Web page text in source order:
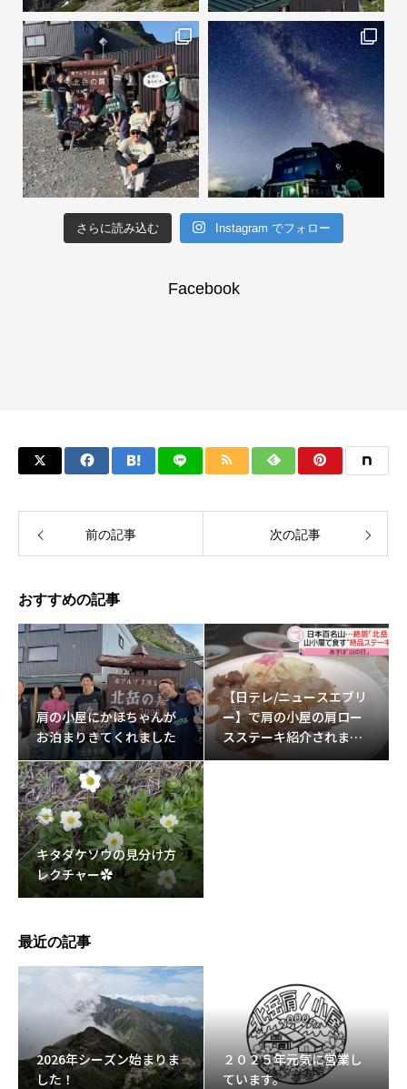
さらに読み込む Instagram でフォロー
Facebook
前の記事 次の記事
おすすめの記事
肩の小屋にかほちゃんが
お泊まりきてくれました
【日テレ/ニュースエブリ
ー】で肩の小屋の肩ロー
スステーキ紹介されまし
た。
キタダケソウの見分け方
レクチャー✿
最近の記事
2026年シーズン始まりま
した！
２０２５年元気に営業し
ています。